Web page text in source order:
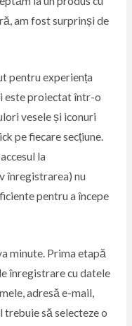
am fost surprinși de
pentru experiența
este proiectat într-o
vesele și iconuri
pe fiecare secțiune.
la
înregistrarea) nu
pentru a începe
minute. Prima etapă
înregistrare cu datele
adresă e-mail,
să selecteze o